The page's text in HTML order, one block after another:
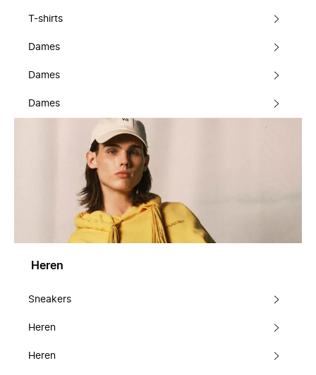
T-shirts
Dames
Dames
Dames
Heren
Sneakers
Heren
Heren